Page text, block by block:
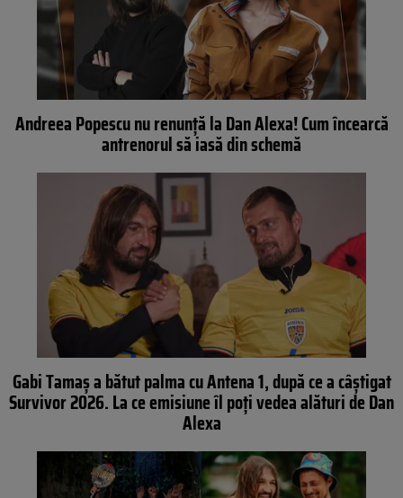
Andreea Popescu nu renunță la Dan Alexa! Cum încearcă
antrenorul să iasă din schemă
Gabi Tamaș a bătut palma cu Antena 1, după ce a câștigat
Survivor 2026. La ce emisiune îl poți vedea alături de Dan
Alexa